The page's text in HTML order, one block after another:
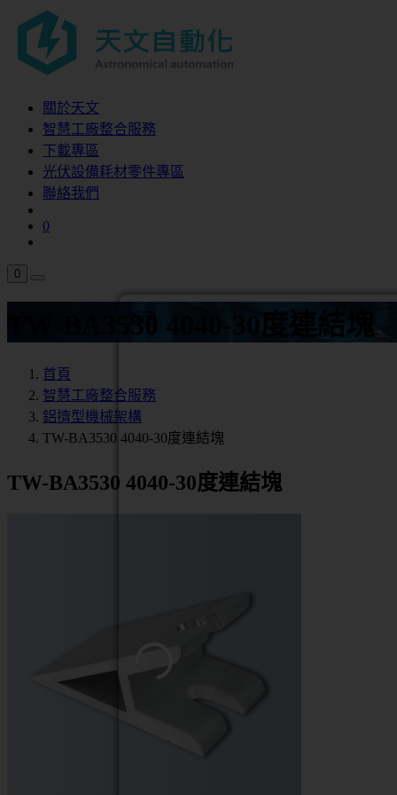
關於天文
智慧工廠整合服務
下載專區
光伏設備耗材零件專區
聯絡我們
0
0
TW-BA3530 4040-30度連結塊
首頁
智慧工廠整合服務
鋁擠型機械架構
TW-BA3530 4040-30度連結塊
TW-BA3530 4040-30度連結塊
返回